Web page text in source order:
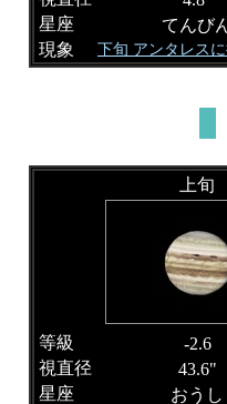
星座
てんび
現象
下旬 アンタレス
上旬
等級
-2.6
視直径
43.6"
星座
おうし